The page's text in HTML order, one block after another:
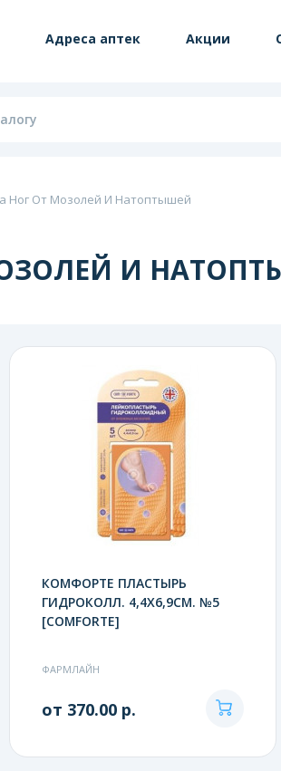
Адреса аптек Акции
Ног От Мозолей И Натоптышей
И
КОМФОРТЕ ПЛАСТЫРЬ
ГИДРОКОЛЛ. 4,4Х6,9СМ. №5
[COMFORTE]
ФАРМЛАЙН
от 370.00 р.